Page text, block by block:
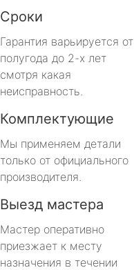
Сроки
Гарантия варьируется от
полугода до 2-х лет
смотря какая
неисправность.
Комплектующие
Мы применяем детали
только от официального
производителя.
Выезд мастера
Мастер оперативно
приезжает к месту
назначения в течении